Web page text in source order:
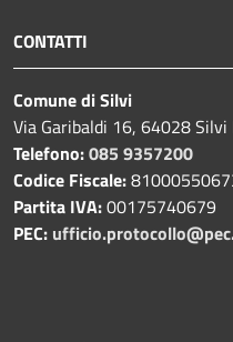
CONTATTI
Comune di Silvi
Via Garibaldi 16, 64028 Silvi
Telefono:085 9357200
Codice Fiscale:
Partita IVA:00175740679
PEC: